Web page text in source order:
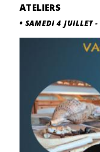
ATELIERS
• SAMEDI 4 JUILLET-